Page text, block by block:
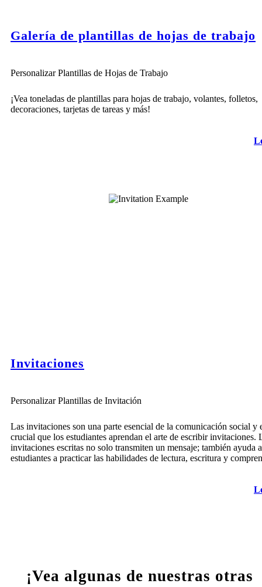
Galería de plantillas de hojas de trabajo
Personalizar Plantillas de Hojas de Trabajo
¡Vea toneladas de plantillas para hojas de trabajo, volantes, folletos,
decoraciones, tarjetas de tareas y más!
Invitaciones
Personalizar Plantillas de Invitación
Las invitaciones son una parte esencial de la comunicación social y
crucial que los estudiantes aprendan el arte de escribir invitaciones.
invitaciones escritas no solo transmiten un mensaje; también ayuda
estudiantes a practicar las habilidades de lectura, escritura y
¡Vea algunas de nuestras otras